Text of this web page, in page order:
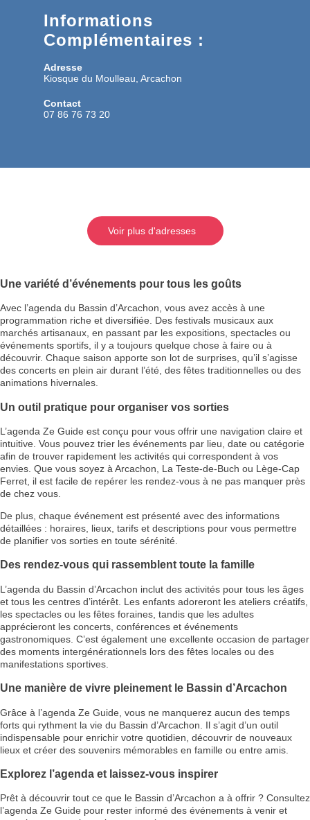
Informations
Complémentaires :
Adresse
Kiosque du Moulleau, Arcachon
Contact
07 86 76 73 20
Voir plus d'adresses
Une variété d’événements pour tous les goûts
Avec l’agenda du Bassin d’Arcachon, vous avez accès à une
programmation riche et diversifiée. Des festivals musicaux aux
marchés artisanaux, en passant par les expositions, spectacles ou
événements sportifs, il y a toujours quelque chose à faire ou à
découvrir. Chaque saison apporte son lot de surprises, qu’il s’agisse
des concerts en plein air durant l’été, des fêtes traditionnelles ou des
animations hivernales.
Un outil pratique pour organiser vos sorties
L’agenda Ze Guide est conçu pour vous offrir une navigation claire et
intuitive. Vous pouvez trier les événements par lieu, date ou catégorie
afin de trouver rapidement les activités qui correspondent à vos
envies. Que vous soyez à Arcachon, La Teste-de-Buch ou Lège-Cap
Ferret, il est facile de repérer les rendez-vous à ne pas manquer près
de chez vous.
De plus, chaque événement est présenté avec des informations
détaillées : horaires, lieux, tarifs et descriptions pour vous permettre
de planifier vos sorties en toute sérénité.
Des rendez-vous qui rassemblent toute la famille
L’agenda du Bassin d’Arcachon inclut des activités pour tous les âges
et tous les centres d’intérêt. Les enfants adoreront les ateliers créatifs,
les spectacles ou les fêtes foraines, tandis que les adultes
apprécieront les concerts, conférences et événements
gastronomiques. C’est également une excellente occasion de partager
des moments intergénérationnels lors des fêtes locales ou des
manifestations sportives.
Une manière de vivre pleinement le Bassin d’Arcachon
Grâce à l’agenda Ze Guide, vous ne manquerez aucun des temps
forts qui rythment la vie du Bassin d’Arcachon. Il s’agit d’un outil
indispensable pour enrichir votre quotidien, découvrir de nouveaux
lieux et créer des souvenirs mémorables en famille ou entre amis.
Explorez l’agenda et laissez-vous inspirer
Prêt à découvrir tout ce que le Bassin d’Arcachon a à offrir ? Consultez
l’agenda Ze Guide pour rester informé des événements à venir et